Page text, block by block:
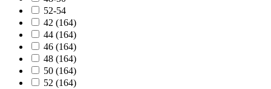
52-54
42 (164)
44 (164)
46 (164)
48 (164)
50 (164)
52 (164)